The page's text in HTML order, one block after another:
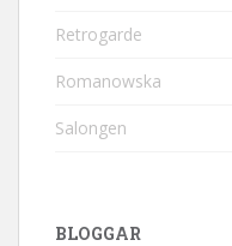
Retrogarde
Romanowska
Salongen
BLOGGAR